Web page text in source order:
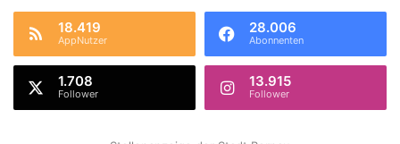
18.419
AppNutzer
28.006
Abonnenten
1.708
Follower
13.915
Follower